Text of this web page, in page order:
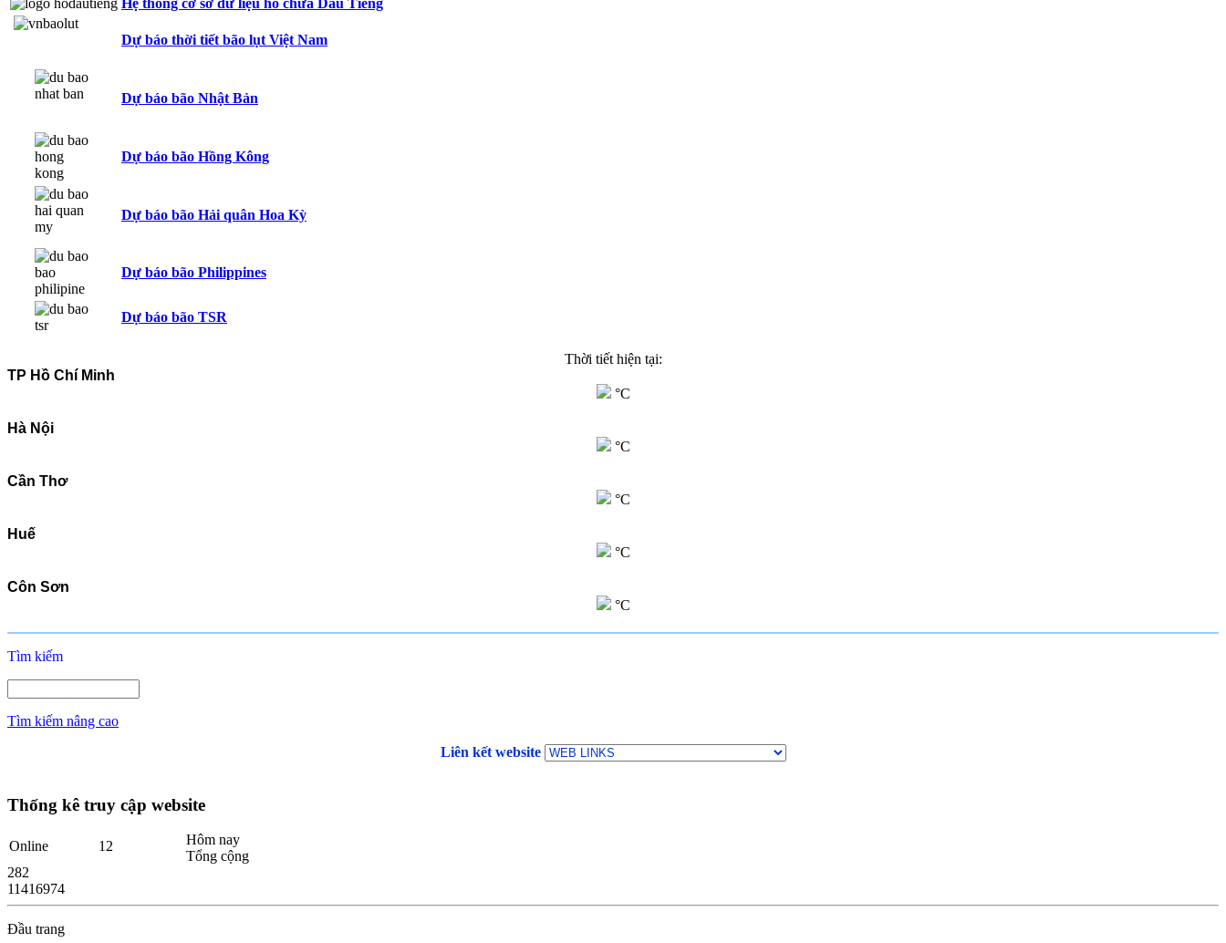
Hệ thống cơ sở dữ liệu hồ chứa Dầu Tiếng
Dự báo thời tiết bão lụt Việt Nam
Dự báo bão Nhật Bản
Dự báo bão Hồng Kông
Dự báo bão Hải quân Hoa Kỳ
Dự báo bão Philippines
Dự báo bão TSR
Thời tiết hiện tại:
TP Hồ Chí Minh
°C
Hà Nội
°C
Cần Thơ
°C
Huế
°C
Côn Sơn
°C
Tìm kiếm
Tìm kiếm nâng cao
Liên kết website
Thống kê truy cập website
Online 12
Hôm nay
Tổng cộng
282
11416974
Đầu trang